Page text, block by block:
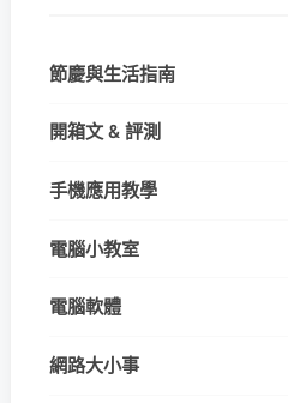
節慶與生活指南
開箱文 & 評測
手機應用教學
電腦小教室
電腦軟體
網路大小事